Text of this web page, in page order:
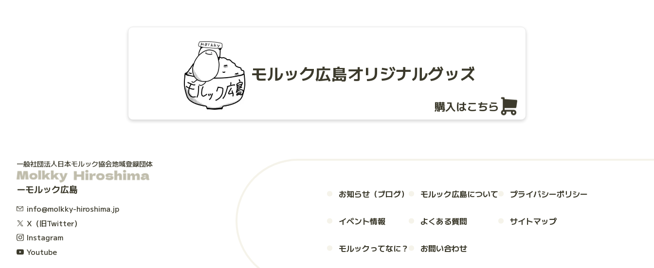
モルック広島オリジナルグッズ
購入はこちら
一般社団法人日本モルック協会地域登録団体
モルック広島
info@molkky-hiroshima.jp
X（旧Twitter）
Instagram
Youtube
お知らせ（ブログ）
イベント情報
モルックってなに？
モルック広島について
よくある質問
お問い合わせ
プライバシーポリシー
サイトマップ